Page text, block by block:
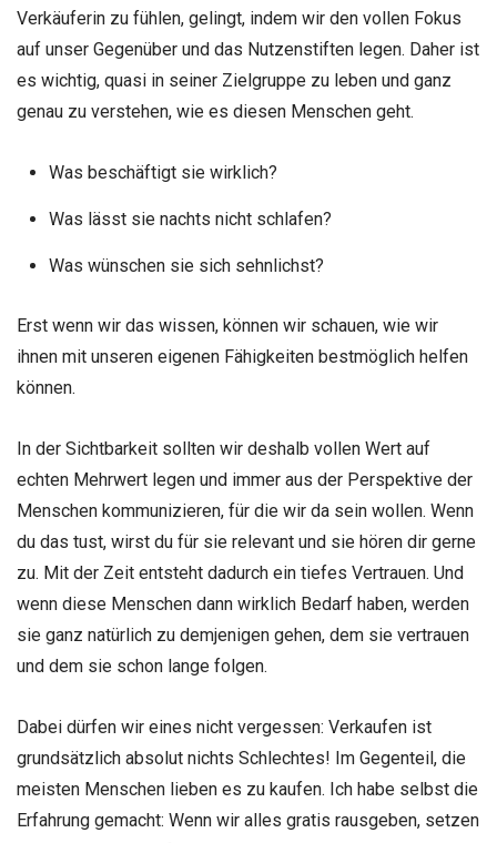
Verkäuferin zu fühlen, gelingt, indem wir den vollen Fokus
auf unser Gegenüber und das Nutzenstiften legen. Daher ist
es wichtig, quasi in seiner Zielgruppe zu leben und ganz
genau zu verstehen, wie es diesen Menschen geht.
Was beschäftigt sie wirklich?
Was lässt sie nachts nicht schlafen?
Was wünschen sie sich sehnlichst?
Erst wenn wir das wissen, können wir schauen, wie wir
ihnen mit unseren eigenen Fähigkeiten bestmöglich helfen
können.
In der Sichtbarkeit sollten wir deshalb vollen Wert auf
echten Mehrwert legen und immer aus der Perspektive der
Menschen kommunizieren, für die wir da sein wollen. Wenn
du das tust, wirst du für sie relevant und sie hören dir gerne
zu. Mit der Zeit entsteht dadurch ein tiefes Vertrauen. Und
wenn diese Menschen dann wirklich Bedarf haben, werden
sie ganz natürlich zu demjenigen gehen, dem sie vertrauen
und dem sie schon lange folgen.
Dabei dürfen wir eines nicht vergessen: Verkaufen ist
grundsätzlich absolut nichts Schlechtes! Im Gegenteil, die
meisten Menschen lieben es zu kaufen. Ich habe selbst die
Erfahrung gemacht: Wenn wir alles gratis rausgeben, setzen